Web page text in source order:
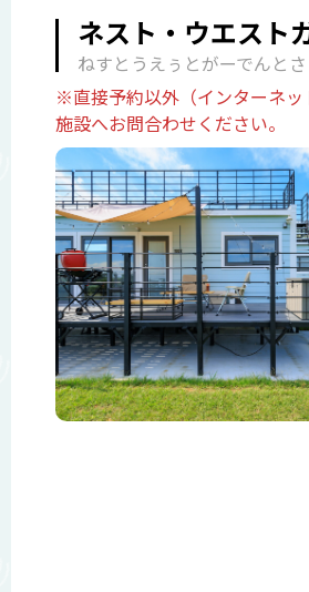
ネスト・ウエスト
ねすとうえぅとがーでんとさ
※直接予約以外（インターネッ
施設へお問合わせください。